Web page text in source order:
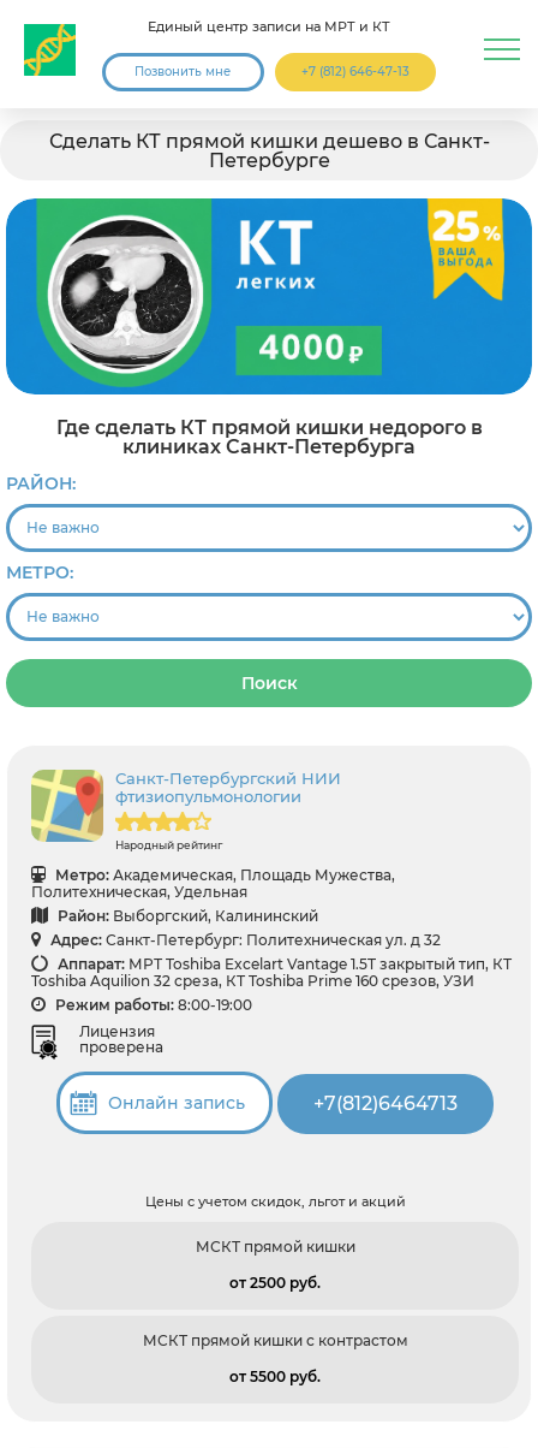
Единый центр записи на МРТ и КТ
Позвонить мне +7 (812) 646-47-13
Сделать КТ прямой кишки дешево в Санкт-
Петербурге
Где сделать КТ прямой кишки недорого в
клиниках Санкт-Петербурга
РАЙОН:
МЕТРО:
Поиск
Санкт-Петербургский НИИ
фтизиопульмонологии
Народный рейтинг
Метро: Академическая, Площадь Мужества,
Политехническая, Удельная
Район: Выборгский, Калининский
Адрес: Санкт-Петербург: Политехническая ул. д 32
Аппарат: МРТ Toshiba Excelart Vantage 1.5T закрытый тип, КТ
Toshiba Aquilion 32 среза, КТ Toshiba Prime 160 срезов, УЗИ
Режим работы: 8:00-19:00
Лицензия
проверена
Онлайн запись +7(812)6464713
Цены с учетом скидок, льгот и акций
МСКТ прямой кишки
от 2500 pуб.
МСКТ прямой кишки с контрастом
от 5500 pуб.